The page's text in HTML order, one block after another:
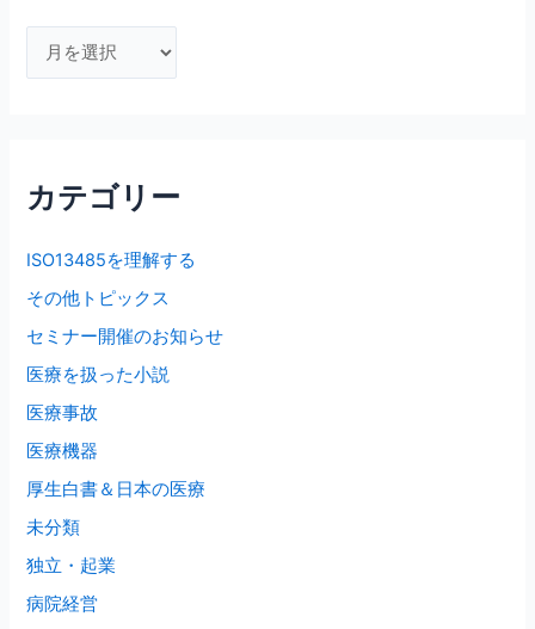
ー
ブ
カテゴリー
ISO13485を理解する
その他トピックス
セミナー開催のお知らせ
医療を扱った小説
医療事故
医療機器
厚生白書＆日本の医療
未分類
独立・起業
病院経営